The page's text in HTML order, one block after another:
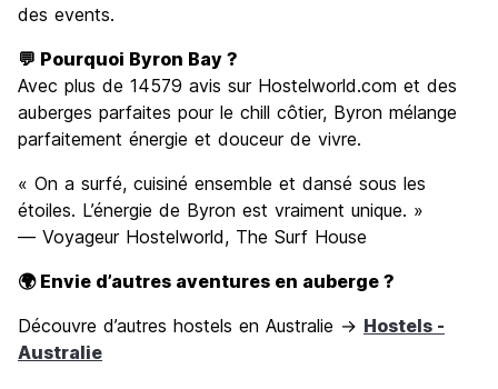
des events.
💬 Pourquoi Byron Bay ?
Avec plus de 14579 avis sur Hostelworld.com et des
auberges parfaites pour le chill côtier, Byron mélange
parfaitement énergie et douceur de vivre.
« On a surfé, cuisiné ensemble et dansé sous les
étoiles. L’énergie de Byron est vraiment unique. »
— Voyageur Hostelworld, The Surf House
🌍 Envie d’autres aventures en auberge ?
Découvre d’autres hostels en Australie → Hostels -
Australie